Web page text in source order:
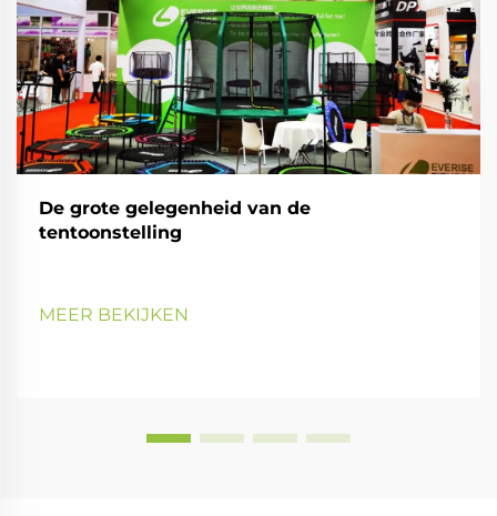
De grote gelegenheid van de
tentoonstelling
MEER BEKIJKEN